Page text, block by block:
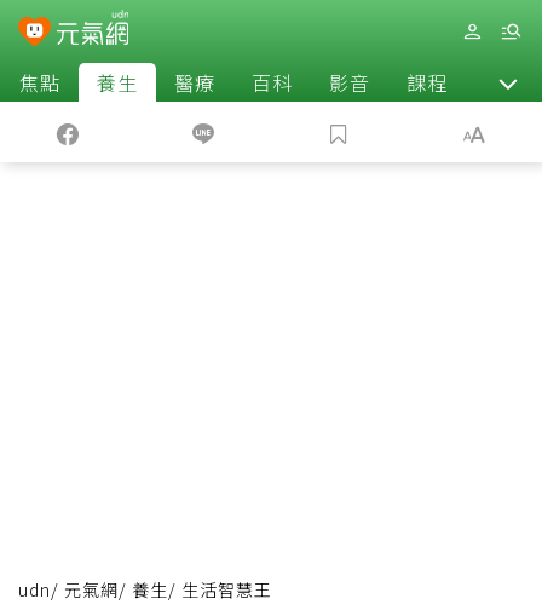
焦點 養生 醫療 百科 影音 課程 退休
udn/ 元氣網/ 養生/ 生活智慧王